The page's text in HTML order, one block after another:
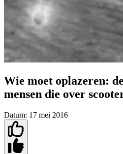
Wie moet oplazeren:
mensen die over
Datum: 17 mei 2016